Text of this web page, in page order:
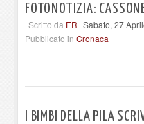
FOTONOTIZIA:
Scritto da ER Sabato, 27
Pubblicato in Cronaca
I BIMBI DELLA PILA